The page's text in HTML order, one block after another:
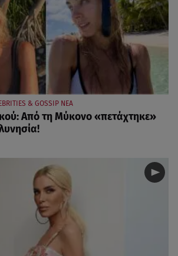
& GOSSIP ΝΕΑ
Από τη Μύκονο «πετάχτηκε»